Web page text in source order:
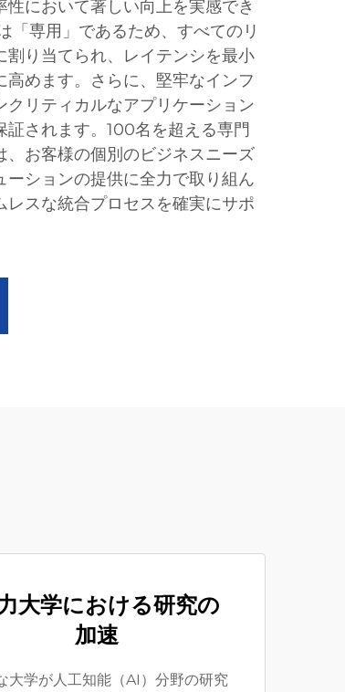
において著しい向上を実感でき
「専用」であるため、すべてのリ
り当てられ、レイテンシを最小
めます。さらに、堅牢なインフ
リティカルなアプリケーション
されます。100名を超える専門
お客様の個別のビジネスニーズ
ションの提供に全力で取り組ん
スな統合プロセスを確実にサポ
大学における研究の
加速
大学が人工知能（AI）分野の研究